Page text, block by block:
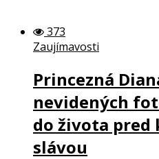
373
Zaujímavosti
Princezná
nevidených
do života pred
slávou